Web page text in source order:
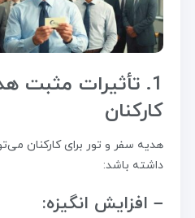
1. تأثیرات مثبت
کارکنان
هدیه سفر و تور برای کارکنان
داشته باشد:
– افزایش انگیزه: